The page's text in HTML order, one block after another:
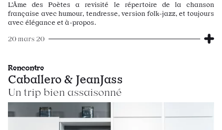
L’Âme des Poètes a revisité le répertoire de la chanson
française avec humour, tendresse, version folk-jazz, et toujours
avec élégance et à-propos.
20 mars 20
Rencontre
Caballero & JeanJass
Un trip bien assaisonné